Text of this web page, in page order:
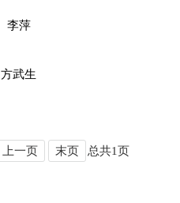
李萍
方武生
上一页 末页 总共1页